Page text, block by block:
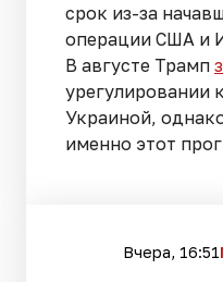
срок из-за
операции США и
В августе Трамп
урегулировании
Украиной,
именно этот
Вчера, 16:51